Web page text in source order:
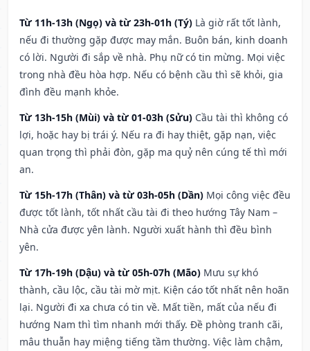
Từ 11h-13h (Ngọ) và từ 23h-01h (Tý) Là giờ rất tốt lành,
nếu đi thường gặp được may mắn. Buôn bán, kinh doanh
có lời. Người đi sắp về nhà. Phụ nữ có tin mừng. Mọi việc
trong nhà đều hòa hợp. Nếu có bệnh cầu thì sẽ khỏi, gia
đình đều mạnh khỏe.
Từ 13h-15h (Mùi) và từ 01-03h (Sửu) Cầu tài thì không có
lợi, hoặc hay bị trái ý. Nếu ra đi hay thiệt, gặp nạn, việc
quan trọng thì phải đòn, gặp ma quỷ nên cúng tế thì mới
an.
Từ 15h-17h (Thân) và từ 03h-05h (Dần) Mọi công việc đều
được tốt lành, tốt nhất cầu tài đi theo hướng Tây Nam –
Nhà cửa được yên lành. Người xuất hành thì đều bình
yên.
Từ 17h-19h (Dậu) và từ 05h-07h (Mão) Mưu sự khó
thành, cầu lộc, cầu tài mờ mịt. Kiện cáo tốt nhất nên hoãn
lại. Người đi xa chưa có tin về. Mất tiền, mất của nếu đi
hướng Nam thì tìm nhanh mới thấy. Đề phòng tranh cãi,
mâu thuẫn hay miệng tiếng tầm thường. Việc làm chậm,